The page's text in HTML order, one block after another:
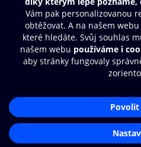
Další zábava
© O2 Czech Republic a.s.
Přístupnost
Zásady zpracování osobních
Čti a